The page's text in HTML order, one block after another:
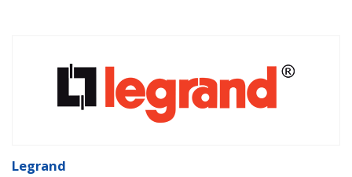
Legrand